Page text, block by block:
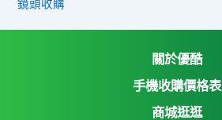
鏡頭收購
關於優酷
手機收購價格表
商城逛逛